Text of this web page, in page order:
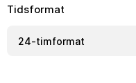
Tidsformat